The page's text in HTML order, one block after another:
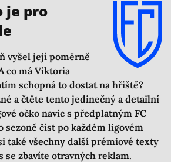
je pro
vyšel její poměrně
co má Viktoria
schopná to dostat na hřiště?
a čtěte tento jedinečný a detailní
očko navíc s předplatným FC
sezoně číst po každém ligovém
také všechny další prémiové texty
se zbavíte otravných reklam.